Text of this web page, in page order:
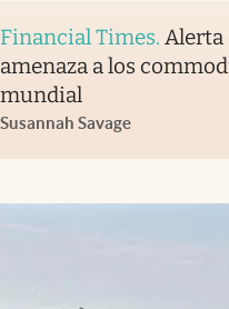
Financial Times. Alerta
amenaza a los
mundial
Susannah Savage